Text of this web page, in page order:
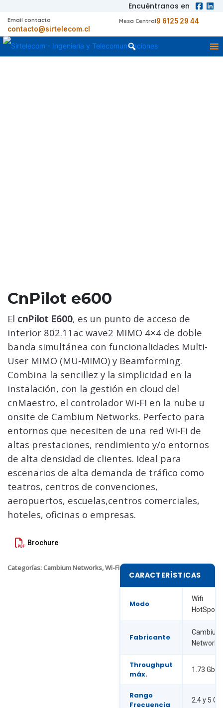
Encuéntranos en
Mesa Central9 6125 29 44
Email contacto
contacto@sirtelecom.cl
CnPilot e600
El cnPilot E600, es un punto de acceso de
interior 802.11ac wave2 MIMO 4×4 de doble
banda simultánea con funcionalidades Multi-
User MIMO (MU-MIMO) y Beamforming.
Combina la sencillez y la simplicidad en la
instalación, con la gestión en cloud del
cnMaestro, el controlador Wi-FI en la nube u
onsite de Cambium Networks. Perfecto para
entornos que necesiten de una red Wi-Fi de
altas prestaciones, rendimiento y/o entornos
de alta densidad de clientes. Ideal para
escenarios de alta demanda de tráfico como
teatros, centros de convenciones,
aeropuertos, escuelas,centros comerciales,
hoteles, oficinas o empresas.
Brochure
Categorías:Cambium Networks,Wi-Fi
CARACTERÍSTICAS
Modo
Wifi
HotSpot/
Fabricante
Cambium
Networks
Throughput
máx.
1.73 Gbps
Rango
Frecuencia
2.4 y 5